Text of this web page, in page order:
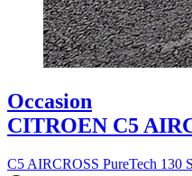
Occasion
CITROEN C5
C5 AIRCROSS PureTech 130